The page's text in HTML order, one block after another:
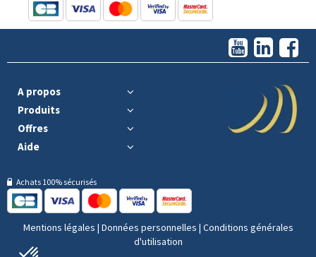
A propos
Produits
Offres
Aide
Achats 100% sécurisés
Mentions légales | Données personnelles | Conditions générales
d'utilisation